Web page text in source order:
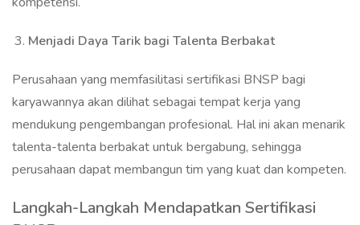
Menjadi Daya Tarik bagi Talenta Berbakat
Perusahaan yang memfasilitasi sertifikasi BNSP bagi
karyawannya akan dilihat sebagai tempat kerja yang
mendukung pengembangan profesional. Hal ini akan menarik
talenta-talenta berbakat untuk bergabung, sehingga
perusahaan dapat membangun tim yang kuat dan kompeten.
Langkah-Langkah Mendapatkan Sertifikasi